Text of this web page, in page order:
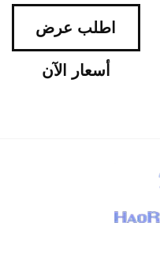
اطلب عرض
أسعار الآن